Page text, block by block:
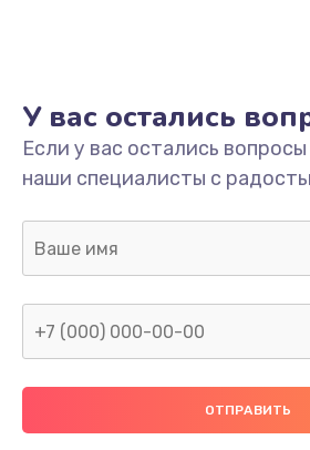
У вас остались
Если у вас остались
наши специалисты с